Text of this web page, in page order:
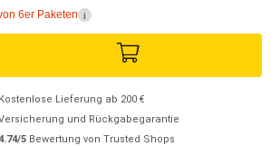
6er Paketen i
Kostenlose Lieferung ab 200 €
und Rückgabegarantie
5 Bewertung von Trusted Shops